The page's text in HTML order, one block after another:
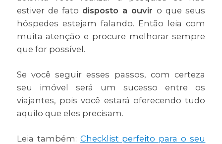
estiver de fato disposto a ouviro que seus
hóspedes estejam falando. Então leia com
muita atenção e procure melhorar sempre
que for possível.
Se você seguir esses passos, com certeza
seu imóvel será um sucesso entre os
viajantes, pois você estará oferecendo tudo
aquilo que eles precisam.
Leia também: Checklist perfeito para o seu